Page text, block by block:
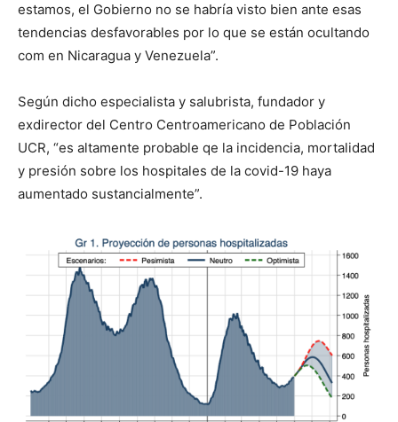
estamos, el Gobierno no se habría visto bien ante esas
tendencias desfavorables por lo que se están ocultando
com en Nicaragua y Venezuela”.
Según dicho especialista y salubrista, fundador y
exdirector del Centro Centroamericano de Población
UCR, “es altamente probable qe la incidencia, mortalidad
y presión sobre los hospitales de la covid-19 haya
aumentado sustancialmente”.